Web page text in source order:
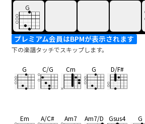
G
プレミアム会員はBPMが表示されます
下の楽譜タッチでスキップします。
G C/G Cm G D/F#
Em A/C# Am7 Am7/D Gsus4 G